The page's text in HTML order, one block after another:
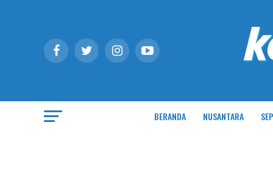
BERANDA NUSANTARA